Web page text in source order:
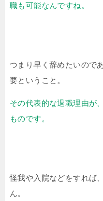
職も可能なんですね。
つまり早く辞めたいので
要ということ。
その代表的な退職理由が
ものです。
怪我や入院などをすれば
ん。